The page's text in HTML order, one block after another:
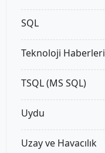
SQL
Teknoloji Haberleri
TSQL (MS SQL)
Uydu
Uzay ve Havacılık